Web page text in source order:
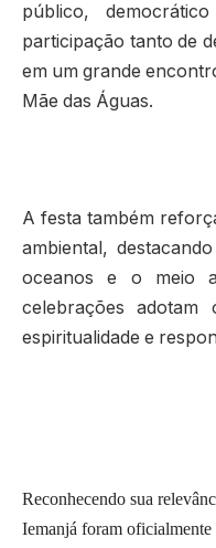
público,
participação tanto de
em um grande
Mãe das Águas.
A festa também
ambiental,
oceanos e o meio
celebrações adotam
espiritualidade e
Reconhecendo sua
Iemanjá foram